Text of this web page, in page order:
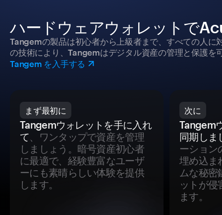
ハードウェアウォレットで
Tangemの製品は初心者から上級者まで、すべての人に
の技術により、Tangemはデジタル資産の管理と保護を
Tangem を入手する
まず最初に
Tangemウォレットを手に入れ
て、ワンタップで資産を管理
しましょう。暗号資産初心者
に最適で、経験豊富なユーザ
ーにも素晴らしい体験を提供
します。
次に
Tangem
同期しま
ーション
埋め込ま
ムな秘密
ットが侵
ます。